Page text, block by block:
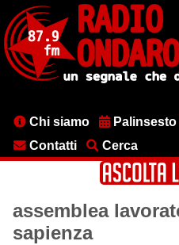
contenuto
principale
MenuChi siamo Palinsesto
Contatti
Cerca
assemblea
sapienza